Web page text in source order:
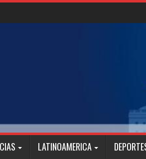
LATINOAMERICA